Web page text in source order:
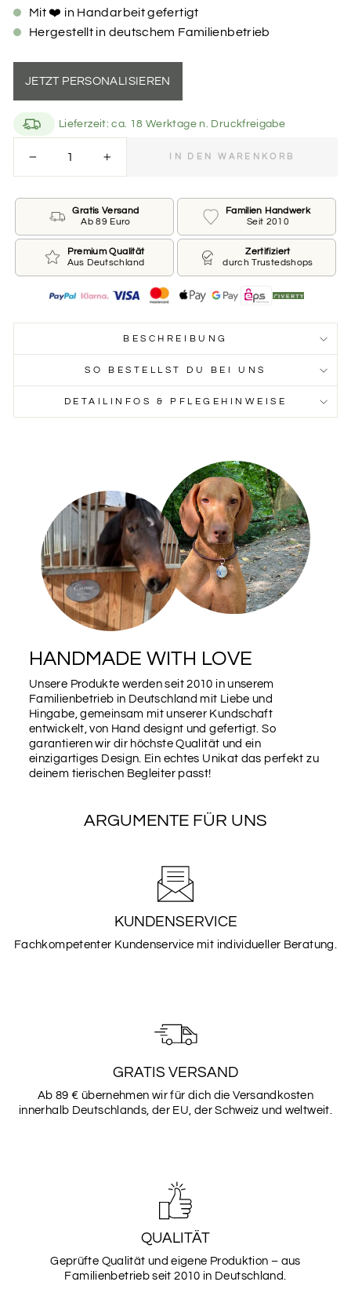
Mit ❤️ in Handarbeit gefertigt
Hergestellt in deutschem Familienbetrieb
JETZT PERSONALISIEREN
Bitte wähle hier die Farbe des Aluminiums aus.
Farbe des gebürsteten Aluminiums
GOLD SILBER
BLAUGRÜN BRAUN
DUNKELBLAU DUNKELGRÜN
GRAU HELLBLAU
HELLGRÜN LILA
ORANGE PINK
WUNSCHFARBE
SCHRIFTART
1
Lieferzeit: ca. 18 Werktage n. Druckfreigabe
IN DEN WARENKORB
Gratis Versand
Ab 89 Euro
Familien Handwerk
Seit 2010
Premium Qualität
Aus Deutschland
Zertifiziert
durch Trustedshops
BESCHREIBUNG
SO BESTELLST DU BEI UNS
DETAILINFOS & PFLEGEHINWEISE
HANDMADE WITH LOVE
Unsere Produkte werden seit 2010 in unserem
Familienbetrieb in Deutschland mit Liebe und
Hingabe, gemeinsam mit unserer Kundschaft
entwickelt, von Hand designt und gefertigt. So
garantieren wir dir höchste Qualität und ein
einzigartiges Design. Ein echtes Unikat das perfekt zu
deinem tierischen Begleiter passt!
ARGUMENTE FÜR UNS
KUNDENSERVICE
Fachkompetenter Kundenservice mit individueller Beratung.
GRATIS VERSAND
Ab 89 € übernehmen wir für dich die Versandkosten
innerhalb Deutschlands, der EU, der Schweiz und weltweit.
QUALITÄT
Geprüfte Qualität und eigene Produktion – aus
Familienbetrieb seit 2010 in Deutschland.